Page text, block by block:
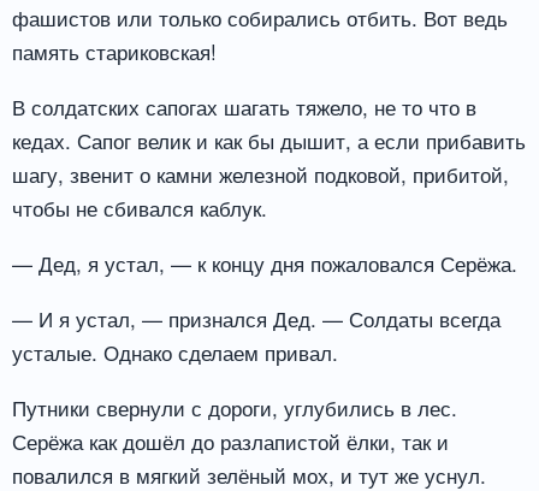
фашистов или только собирались отбить. Вот ведь
память стариковская!
В солдатских сапогах шагать тяжело, не то что в
кедах. Сапог велик и как бы дышит, а если прибавить
шагу, звенит о камни железной подковой, прибитой,
чтобы не сбивался каблук.
— Дед, я устал, — к концу дня пожаловался Серёжа.
— И я устал, — признался Дед. — Солдаты всегда
усталые. Однако сделаем привал.
Путники свернули с дороги, углубились в лес.
Серёжа как дошёл до разлапистой ёлки, так и
повалился в мягкий зелёный мох, и тут же уснул.